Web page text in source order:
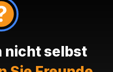
nicht selbst